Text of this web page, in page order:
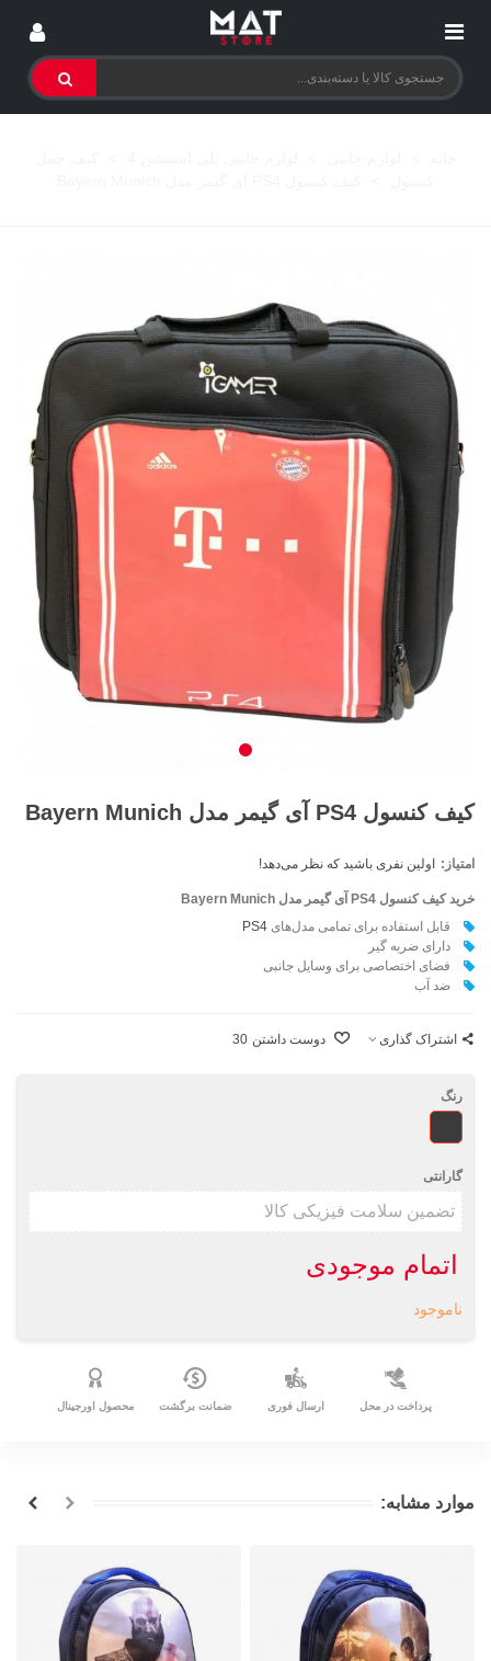
کیف کنسول PS4 آی گیمر مدل Bayern Munich
امتیاز: اولین نفری باشید که نظر می‌دهد!
خرید کیف کنسول PS4 آی گیمر مدل
Bayern Munich
قابل استفاده برای تمامی مدل‌هایPS4
دارای ضربه گير
فضای اختصاصی برای وسايل جانبی
ضد آب
اشتراک گذاری دوست داشتن 30
رنگ
طرحدار
گارانتی
اتمام موجودی
ناموجود
پرداخت در محل ارسال فوری ضمانت برگشت محصول اورجینال
موارد مشابه: